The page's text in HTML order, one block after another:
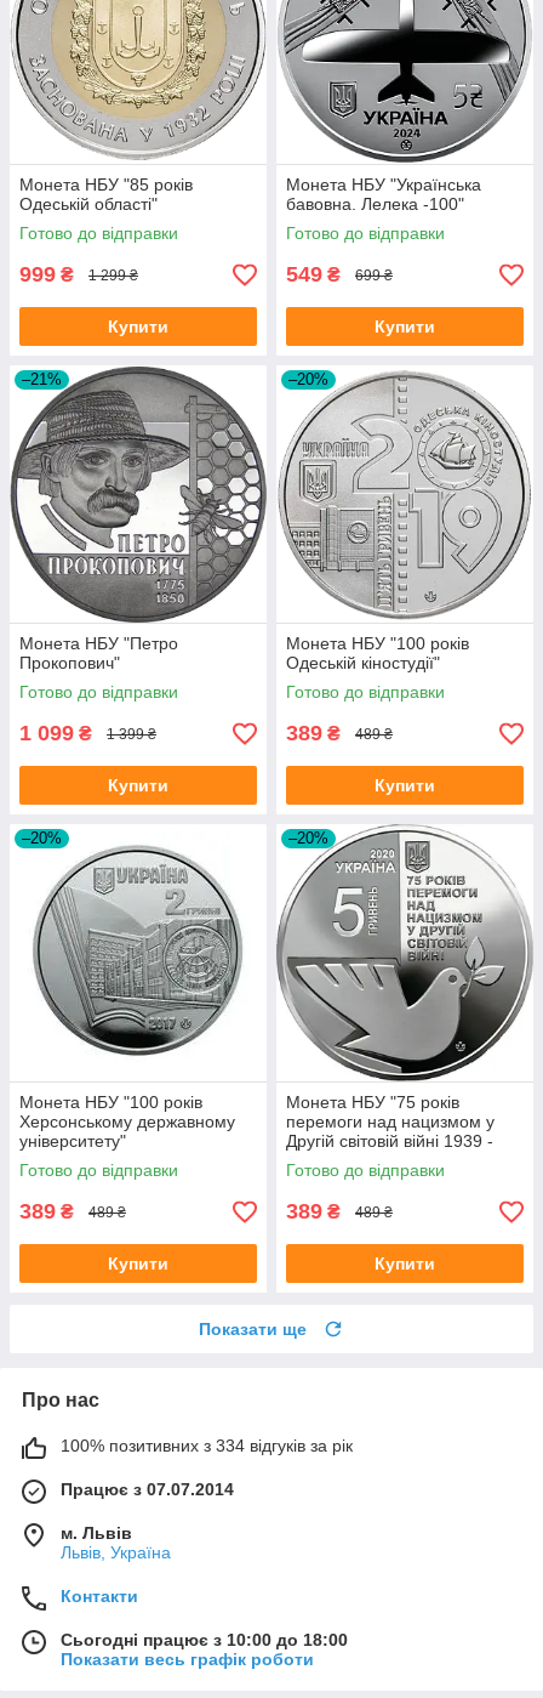
Монета НБУ "85 років
Одеській області"
Готово до відправки
999 ₴ 1 299 ₴
Купити
Монета НБУ "Українська
бавовна. Лелека -100"
Готово до відправки
549 ₴ 699 ₴
Купити
–21%
Монета НБУ "Петро
Прокопович"
Готово до відправки
1 099 ₴ 1 399 ₴
Купити
–20%
Монета НБУ "100 років
Одеській кіностудії"
Готово до відправки
389 ₴ 489 ₴
Купити
–20%
Монета НБУ "100 років
Херсонському державному
університету"
Готово до відправки
389 ₴ 489 ₴
Купити
–20%
Монета НБУ "75 років
перемоги над нацизмом у
Другій світовій війні 1939 -
1945 років"
Готово до відправки
389 ₴ 489 ₴
Купити
Показати ще
Про нас
100% позитивних з 334 відгуків за рік
Працює з 07.07.2014
м. Львів
Львів, Україна
Контакти
Сьогодні працює з 10:00 до 18:00
Показати весь графік роботи